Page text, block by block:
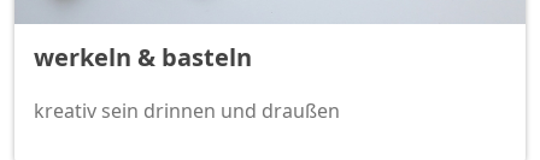
werkeln & basteln
kreativ sein drinnen und draußen